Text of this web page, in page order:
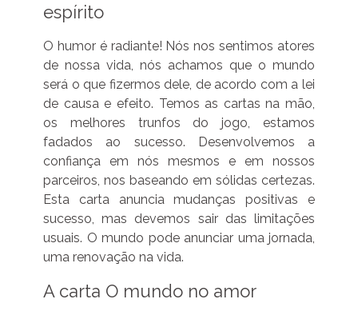
espírito
O humor é radiante! Nós nos sentimos atores
de nossa vida, nós achamos que o mundo
será o que fizermos dele, de acordo com a lei
de causa e efeito. Temos as cartas na mão,
os melhores trunfos do jogo, estamos
fadados ao sucesso. Desenvolvemos a
confiança em nós mesmos e em nossos
parceiros, nos baseando em sólidas certezas.
Esta carta anuncia mudanças positivas e
sucesso, mas devemos sair das limitações
usuais. O mundo pode anunciar uma jornada,
uma renovação na vida.
A carta O mundo no amor